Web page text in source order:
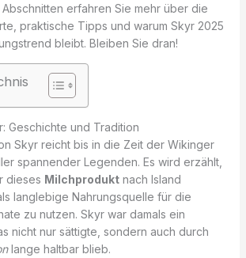
erfahren Sie mehr über die
praktische Tipps und warum Skyr 2025
bleibt. Bleiben Sie dran!
Geschichte und Tradition
Skyr reicht bis in die Zeit der Wikinger
spannender Legenden. Es wird erzählt,
dieses Milchproduktnach Island
langlebige Nahrungsquelle für die
zu nutzen. Skyr war damals ein
nicht nur sättigte, sondern auch durch
lange haltbar blieb.